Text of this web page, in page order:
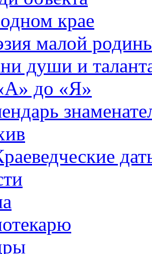
крае
малой
души и
до «Я»